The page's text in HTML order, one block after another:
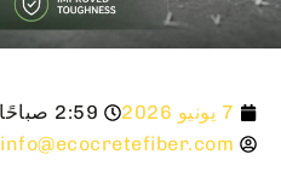
7 يونيو 2026
2:59 صباحًا
info@ecocretefiber.com